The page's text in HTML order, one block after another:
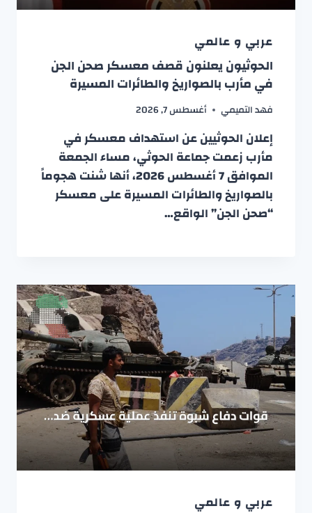
عربي و عالمي
الحوثيون يعلنون قصف معسكر صحن الجن
في مأرب بالصواريخ والطائرات المسيرة
فهد التميمي أغسطس 7, 2026
إعلان الحوثيين عن استهداف معسكر في
مأرب زعمت جماعة الحوثي، مساء الجمعة
الموافق 7 أغسطس 2026، أنها شنت هجوماً
بالصواريخ والطائرات المسيرة على معسكر
“صحن الجن” الواقع…
عربي و عالمي